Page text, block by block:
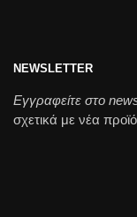
NEWSLETTER
Εγγραφείτε στο
σχετικά με νέα